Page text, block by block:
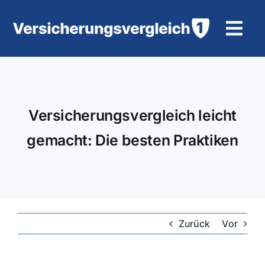
Inhalt
Motorradversicherung
Versicherungsvergleich leicht
gemacht: Die besten Praktiken
Zurück Vor